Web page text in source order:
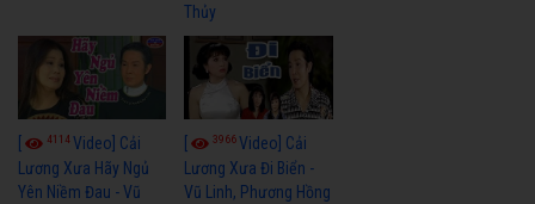
Thủy
4114Video] Cải
Lương Xưa Hãy Ngủ
Yên Niềm Đau - Vũ
3966Video] Cải
Lương Xưa Đi Biển -
Vũ Linh, Phương Hồng